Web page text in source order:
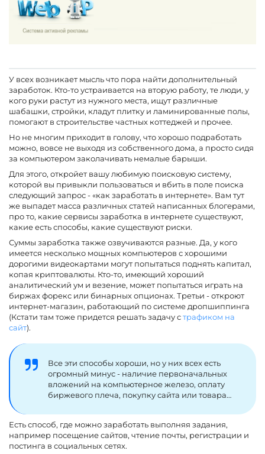
У всех возникает мысль что пора найти дополнительный
заработок. Кто-то устраивается на вторую работу, те люди, у
кого руки растут из нужного места, ищут различные
шабашки, стройки, кладут плитку и ламинированные полы,
помогают в строительстве частных коттеджей и прочее.
Но не многим приходит в голову, что хорошо подработать
можно, вовсе не выходя из собственного дома, а просто сидя
за компьютером заколачивать немалые барыши.
Для этого, откройет вашу любимую поисковую систему,
которой вы привыкли пользоваться и вбить в поле поиска
следующий запрос - «как заработать в интернете». Вам тут
же выпадет масса различных статей написанных блогерами,
про то, какие сервисы заработка в интернете существуют,
какие есть способы, какие существуют риски.
Суммы заработка также озвучиваются разные. Да, у кого
имеется несколько мощных компьютеров с хорошими
дорогими видеокартами могут попытаться поднять капитал,
копая криптовалюты. Кто-то, имеющий хороший
аналитический ум и везение, может попытаться играть на
биржах форекс или бинарных опционах. Третьи - откроют
интернет-магазин, работающий по системе дропшиппинга
(Кстати там тоже придется решать задачу страфиком на
сайт).
Все эти способы хороши, но у них всех есть
огромный минус - наличие первоначальных
вложений на компьютерное железо, оплату
биржевого плеча, покупку сайта или товара…
Есть способ, где можно заработать выполняя задания,
например посещение сайтов, чтение почты, регистрации и
постинга в социальных сетях.